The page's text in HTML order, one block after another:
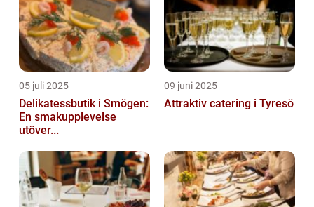
05 juli 2025
Delikatessbutik i Smögen:
En smakupplevelse
utöver...
09 juni 2025
Attraktiv catering i Tyresö